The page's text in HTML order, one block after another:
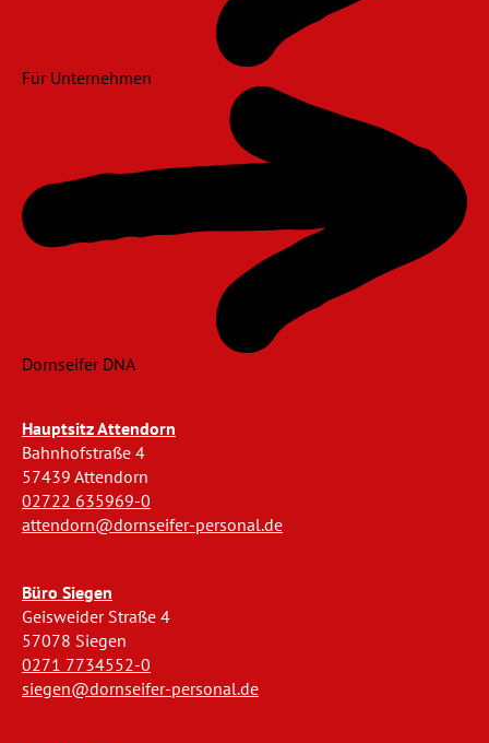
Für Unternehmen
Dornseifer DNA
Hauptsitz Attendorn
Bahnhofstraße 4
57439 Attendorn
02722 635969-0
attendorn@dornseifer-personal.de
Büro Siegen
Geisweider Straße 4
57078 Siegen
0271 7734552-0
siegen@dornseifer-personal.de